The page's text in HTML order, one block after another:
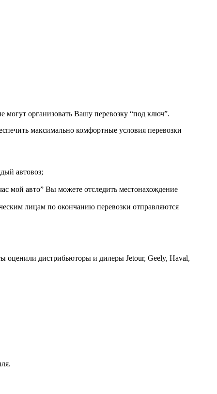
организовать Вашу перевозку “под ключ”.
максимально комфортные условия перевозки
автовоз;
мой авто” Вы можете отследить местонахождение
лицам по окончанию перевозки отправляются
оценили дистрибьюторы и дилеры Jetour, Geely, Haval,